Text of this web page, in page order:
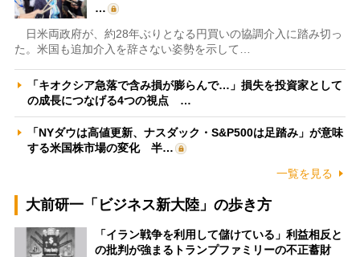
…
日米両政府が、約28年ぶりとなる円買いの協調介入に踏み切っ
た。米国も追加介入を辞さない姿勢を示して…
「キオクシア急落で含み損が膨らんで…」損失を投資家として
の成長につなげる4つの視点 …
「NYダウは高値更新、ナスダック・S&P500は足踏み」が意味
する米国株市場の変化 半…
一覧を見る
大前研一「ビジネス新大陸」の歩き方
「イラン戦争を利用して儲けている」利益相反と
の批判が強まるトランプファミリーの不正蓄財